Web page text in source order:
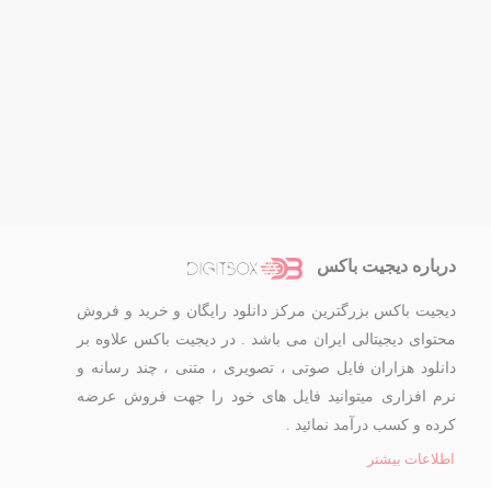
درباره دیجیت باکس
دیجیت باکس بزرگترین مرکز دانلود رایگان و خرید و فروش
محتوای دیجیتالی ایران می باشد . در دیجیت باکس علاوه بر
دانلود هزاران فایل صوتی ، تصویری ، متنی ، چند رسانه و
نرم افزاری میتوانید فایل های خود را جهت فروش عرضه
کرده و کسب درآمد نمائید .
اطلاعات بیشتر